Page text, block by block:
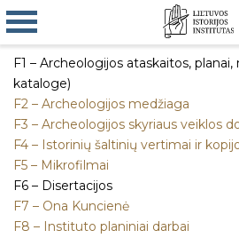
F1 – Archeologijos ataskaitos,
kataloge)
F2 – Archeologijos medžiaga
F3 – Archeologijos skyriaus veiklos
F4 – Istorinių šaltinių vertimai ir
F5 – Mikrofilmai
F6 – Disertacijos
F7 – Ona Kuncienė
F8 – Instituto planiniai darbai